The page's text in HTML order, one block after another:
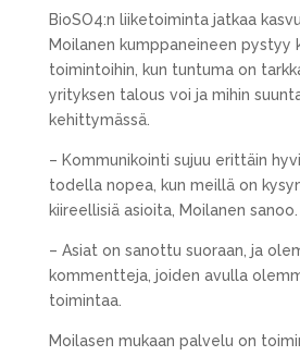
BioSO4:n liiketoiminta jatkaa
Moilanen kumppaneineen pystyy
toimintoihin, kun tuntuma on
yrityksen talous voi ja mihin
kehittymässä.
– Kommunikointi sujuu erittäin
todella nopea, kun meillä on
kiireellisiä asioita, Moilanen sanoo.
– Asiat on sanottu suoraan, ja
kommentteja, joiden avulla
toimintaa.
Moilasen mukaan palvelu on